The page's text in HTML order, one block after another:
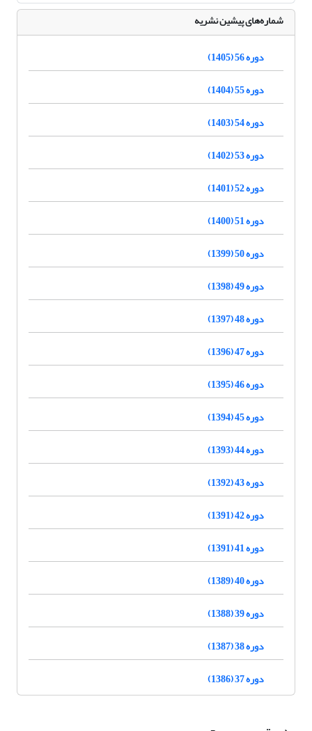
شماره‌های پیشین نشریه
دوره 56 (1405)
دوره 55 (1404)
دوره 54 (1403)
دوره 53 (1402)
دوره 52 (1401)
دوره 51 (1400)
دوره 50 (1399)
دوره 49 (1398)
دوره 48 (1397)
دوره 47 (1396)
دوره 46 (1395)
دوره 45 (1394)
دوره 44 (1393)
دوره 43 (1392)
دوره 42 (1391)
دوره 41 (1391)
دوره 40 (1389)
دوره 39 (1388)
دوره 38 (1387)
دوره 37 (1386)